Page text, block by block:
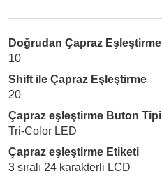
Doğrudan Çapraz Eşleştirme
10
Shift ile Çapraz Eşleştirme
20
Çapraz eşleştirme Buton Tipi
Tri-Color LED
Çapraz eşleştirme Etiketi
3 sıralı 24 karakterli LCD